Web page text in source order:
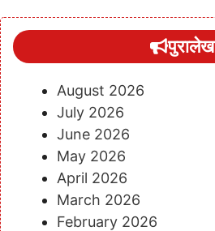
पुरालेख
August 2026
July 2026
June 2026
May 2026
April 2026
March 2026
February 2026